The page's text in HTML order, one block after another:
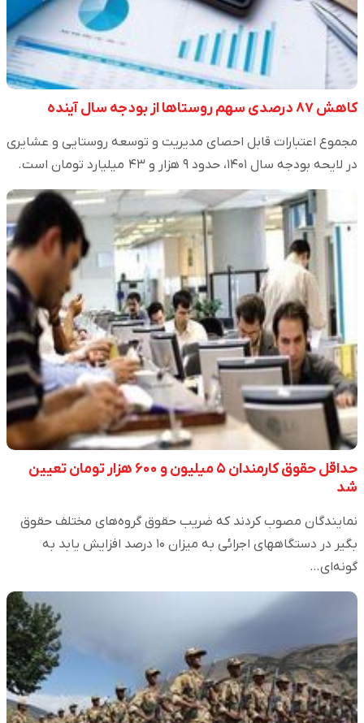
کاهش ۸۷ درصدی سهم روستاها از بودجه سال آینده
مجموع اعتبارات قابل احصای مدیریت و توسعه روستایی و عشایری
در لایحه بودجه سال ۱۴۰۱، حدود ۹ هزار و ۴۳ میلیارد تومان است.
حداقل حقوق کارمندان ۵ میلیون و ۶۰۰ هزار تومان تعیین
شد
نمایندگان مصوب کردند که ضریب حقوق گروه‌های مختلف حقوق
بگیر در دستگاههای اجرائی به میزان ۱۰ درصد افزایش یابد به
گونه‌ای…